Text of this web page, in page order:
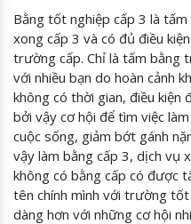
Bằng tốt nghiệp cấp 3 là
xong cấp 3 và có đủ điều
trường cấp. Chỉ là tấm bằng
với nhiều bạn do hoàn cảnh
không có thời gian, điều
bởi vậy cơ hội để tìm việc
cuộc sống, giảm bớt gánh
vậy làm bằng cấp 3, dịch vụ
không có bằng cấp có được
tên chính mình với trường
dàng hơn với những cơ hội